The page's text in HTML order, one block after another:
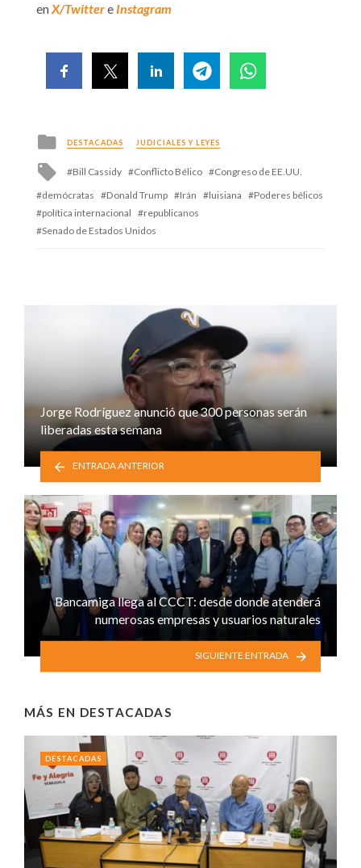
enX/Twittere Instagram
Posted
in
DESTACADAS JUDICIALES Y LEYES
Tagged
Bill Cassidy Conflicto Bélico
Congreso de EE.UU.
demócratas
Donald Trump Irán luisiana
Poderes bélicos
política internacional
republicanos
Senado de Estados Unidos
Jorge Rodríguez anunció que 300 personas serán
liberadas esta semana
ENTRADA ANTERIOR
Bancamiga llega al CCCT: desde donde atenderá
numerosas empresas y usuarios naturales
SIGUIENTE ENTRADA
MÁS EN DESTACADAS
DESTACADAS